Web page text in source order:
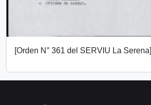
[Orden N° 361 del SERVIU La Serena]